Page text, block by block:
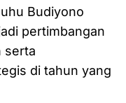
Budiyono
pertimbangan
serta
di tahun yang